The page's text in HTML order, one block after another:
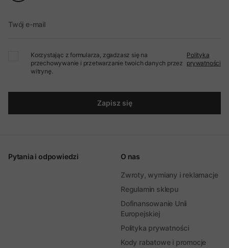
Twój e-mail
Korzystając z formularza, zgadzasz się na
przechowywanie i przetwarzanie twoich danych przez
witrynę.
Polityka
prywatności
Zapisz się
Pytania i odpowiedzi O nas
Zwroty, wymiany i reklamacje
Regulamin sklepu
Dofinansowanie Unii
Europejskiej
Polityka prywatności
Kody rabatowe i promocje